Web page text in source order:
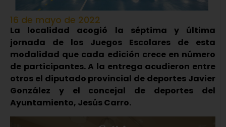
16 de mayo de 2022
La localidad acogió la séptima y última
jornada de los Juegos Escolares de esta
modalidad que cada edición crece en número
de participantes. A la entrega acudieron entre
otros el diputado provincial de deportes Javier
González y el concejal de deportes del
Ayuntamiento, Jesús Carro.